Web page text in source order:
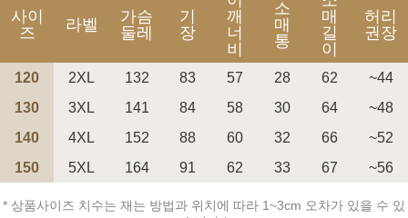
사이
즈
라벨
가슴
둘레
기
장
깨
너
비
소
매
통
매
길
이
허리
권장
120 2XL 132 83 57 28 62
~44
130
3XL 141 84 58 30 64
~48
140
4XL 152 88 60 32 66
~52
150
5XL 164 91 62 33 67 ~56
* 상품사이즈 치수는 재는 방법과 위치에 따라 1~3cm 오차가 있을 수 있